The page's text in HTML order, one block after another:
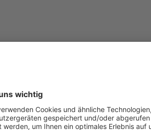
führende Anbieter von Revenue-